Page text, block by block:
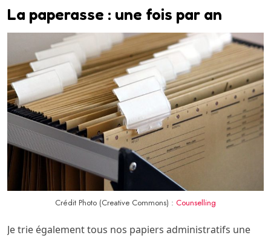
La paperasse : une fois par an
Crédit Photo (Creative Commons) : Counselling
Je trie également tous nos papiers administratifs une